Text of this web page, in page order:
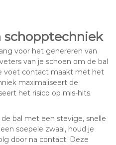
schopptechniek
voor het genereren van
van je schoen om de bal
voet contact maakt met het
maximaliseert de
het risico op mis-hits.
bal met een stevige, snelle
soepele zwaai, houd je
door na contact. Deze